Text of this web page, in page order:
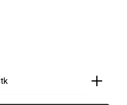
Wert ein